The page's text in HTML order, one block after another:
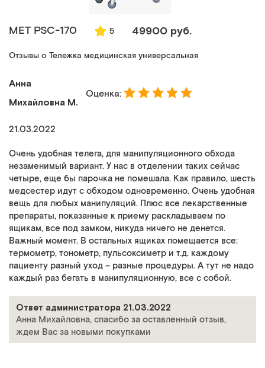
МЕТ PSC-170 5 49900 руб.
Отзывы о Тележка медицинская универсальная
Анна
Михайловна М.
Оценка:
21.03.2022
Очень удобная телега, для манипуляционного обхода
незаменимый вариант. У нас в отделении таких сейчас
четыре, еще бы парочка не помешала. Как правило, шесть
медсестер идут с обходом одновременно. Очень удобная
вещь для любых манипуляций. Плюс все лекарственные
препараты, показанные к приему раскладываем по
ящикам, все под замком, никуда ничего не денется.
Важный момент. В остальных ящиках помещается все:
термометр, тонометр, пульсоксиметр и т.д. каждому
пациенту разный уход – разные процедуры. А тут не надо
каждый раз бегать в манипуляционную, все с собой.
Ответ администратора 21.03.2022
Анна Михайловна, спасибо за оставленный отзыв,
ждем Вас за новыми покупками